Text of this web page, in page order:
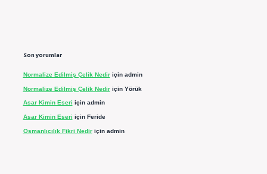
Son yorumlar
Normalize Edilmiş Çelik Nediriçin admin
Normalize Edilmiş Çelik Nediriçin Yörük
Asar Kimin Eseri için admin
Asar Kimin Eseri için Feride
Osmanlıcılık Fikri Nediriçin admin